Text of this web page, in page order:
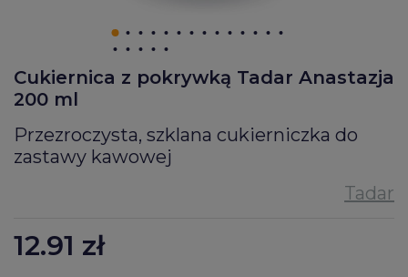
Cukiernica z pokrywką Tadar Anastazja
200 ml
Przezroczysta, szklana cukierniczka do
zastawy kawowej
12.91 zł